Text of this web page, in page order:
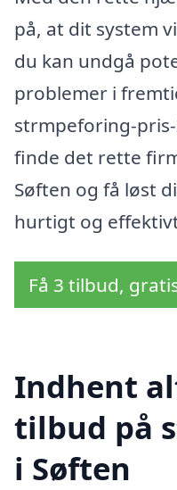
på, at dit system
du kan undgå
problemer i
strmpeforing-
finde det rette
Søften og få løst
hurtigt og
Få 3 tilbud,
Indhent
tilbud på
i Søften